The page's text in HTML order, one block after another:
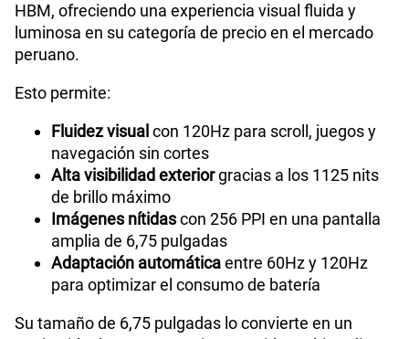
HBM, ofreciendo una experiencia visual fluida y
luminosa en su categoría de precio en el mercado
peruano.
Esto permite:
Fluidez visual con 120Hz para scroll, juegos y
navegación sin cortes
Alta visibilidad exteriorgracias a los 1125 nits
de brillo máximo
Imágenes nítidascon 256 PPI en una pantalla
amplia de 6,75 pulgadas
Adaptación automáticaentre 60Hz y 120Hz
para optimizar el consumo de batería
Su tamaño de 6,75 pulgadas lo convierte en un